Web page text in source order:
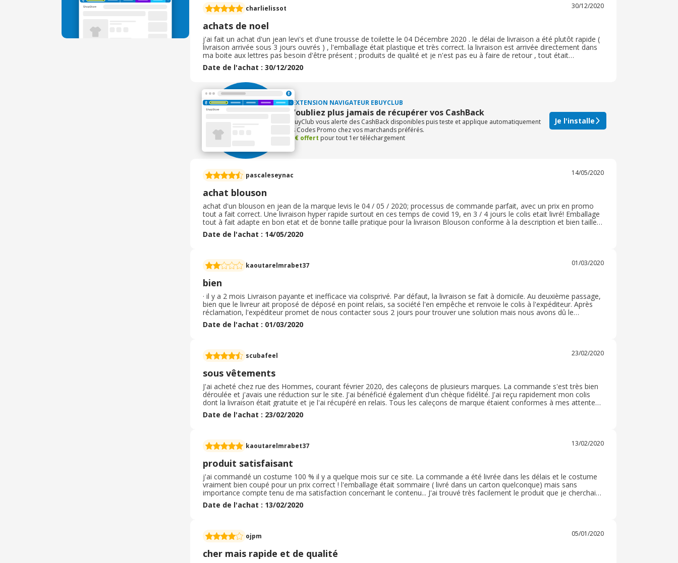
charlielissot 30/12/2020
achats de noel
j'ai fait un achat d'un jean levi's et d'une trousse de toilette le 04 Décembre 2020 . le délai de livraison a été plutôt rapide (
livraison arrivée sous 3 jours ouvrés ) , l'emballage était plastique et très correct. la livraison est arrivée directement dans
ma boite aux lettres pas besoin d'être présent ; produits de qualité et je n'est pas eu à faire de retour , tout était
conforme. ( aspect de la trousse correct et jean à la bonne taille ) En cas de retour j'ai 30 jours pour faire mon retour dans
un mondial relais. je recommande ce site pour homme et adolescent.
Date de l'achat : 30/12/2020
L'EXTENSION NAVIGATEUR EBUYCLUB
N'oubliez plus jamais de récupérer vos CashBack
eBuyClub vous alerte des CashBack disponibles puis teste et applique automatiquement
les Codes Promo chez vos marchands préférés.
+1€ offert pour tout 1er téléchargement
Je l'installe
pascaleseynac 14/05/2020
achat blouson
achat d'un blouson en jean de la marque levis le 04 / 05 / 2020; processus de commande parfait, avec un prix en promo
tout a fait correct. Une livraison hyper rapide surtout en ces temps de covid 19, en 3 / 4 jours le colis etait livré! Emballage
tout à fait adapte en bon etat et de bonne taille pratique pour la livraison Blouson conforme à la description et bien taille
et couleur bleu jean comme sur la photo. j'ai du renvoyer le premier car la taille n'etait pas bonne, frais de retour pris en
charge, aucun frais. en conclusion, tres bon achat, tres bon site.
Date de l'achat : 14/05/2020
kaoutarelmrabet37 01/03/2020
bien
· il y a 2 mois Livraison payante et inefficace via colisprivé. Par défaut, la livraison se fait à domicile. Au deuxième passage,
bien que le livreur ait proposé de déposé en point relais, sa société l'en empêche et renvoie le colis à l'expéditeur. Après
réclamation, l'expéditeur promet de nous contacter sous 2 jours pour trouver une solution mais nous avons dû le
contacter nous-même après une semaine d'attente. Le colis est arrivé 3 semaines après la date où nous en avions besoin.
Colis livré avec 2 semaines de retard pour des raisons d approvisionnement alors que le produit était marqué en stock.
Date de l'achat : 01/03/2020
scubafeel 23/02/2020
sous vêtements
J'ai acheté chez rue des Hommes, courant février 2020, des caleçons de plusieurs marques. La commande s'est très bien
déroulée et j'avais une réduction sur le site. J'ai bénéficié également d'un chèque fidélité. J'ai reçu rapidement mon colis
dont la livraison était gratuite et je l'ai récupéré en relais. Tous les caleçons de marque étaient conformes à mes attentes
et très confortables. J'ai déjà commandé chez rue des Hommes et j'ai toujours été satisfait. Je recommande ce site chez
qui je commande mes sous-vêtements, mes chaussettes et mes pyjamas.
Date de l'achat : 23/02/2020
kaoutarelmrabet37 13/02/2020
produit satisfaisant
j'ai commandé un costume 100 % il y a quelque mois sur ce site. La commande a été livrée dans les délais et le costume
vraiment bien coupé pour un prix correct ! l'emballage était sommaire ( livré dans un carton quelconque) mais sans
importance compte tenu de ma satisfaction concernant le contenu... J'ai trouvé très facilement le produit que je cherchais
sur ruedeshommes. com, dans ma taille et le produit a été livré très rapidement à mon domicile. Je recommande vivement
ce site internet fiable et je recommanderais sans hésiter la prochaine fois ! MerciLivraison rapide, comme prévu.
Date de l'achat : 13/02/2020
ojpm 05/01/2020
cher mais rapide et de qualité